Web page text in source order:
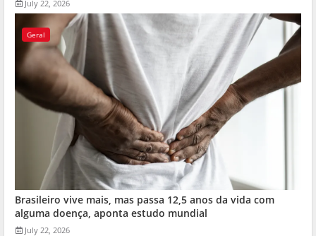
July 22, 2026
Geral
Brasileiro vive mais, mas passa 12,5 anos da vida com
alguma doença, aponta estudo mundial
July 22, 2026